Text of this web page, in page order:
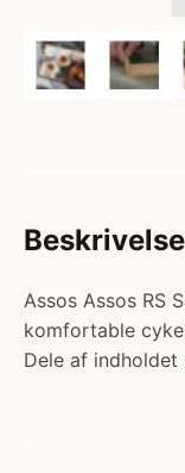
Beskrivelse
Assos Assos RS
komfortable
Dele af